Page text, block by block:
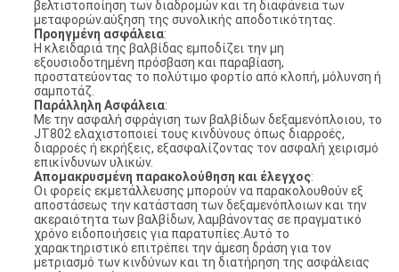
βελτιστοποίηση των διαδρομών και τη διαφάνεια των
μεταφορών.αύξηση της συνολικής αποδοτικότητας.
Προηγμένη ασφάλεια:
Η κλειδαριά της βαλβίδας εμποδίζει την μη
εξουσιοδοτημένη πρόσβαση και παραβίαση,
προστατεύοντας το πολύτιμο φορτίο από κλοπή, μόλυνση ή
σαμποτάζ.
Παράλληλη Ασφάλεια:
Με την ασφαλή σφράγιση των βαλβίδων δεξαμενόπλοιου, το
JT802 ελαχιστοποιεί τους κινδύνους όπως διαρροές,
διαρροές ή εκρήξεις, εξασφαλίζοντας τον ασφαλή χειρισμό
επικίνδυνων υλικών.
Απομακρυσμένη παρακολούθηση και έλεγχος:
Οι φορείς εκμετάλλευσης μπορούν να παρακολουθούν εξ
αποστάσεως την κατάσταση των δεξαμενόπλοιων και την
ακεραιότητα των βαλβίδων, λαμβάνοντας σε πραγματικό
χρόνο ειδοποιήσεις για παρατυπίες.Αυτό το
χαρακτηριστικό επιτρέπει την άμεση δράση για τον
μετριασμό των κινδύνων και τη διατήρηση της ασφάλειας